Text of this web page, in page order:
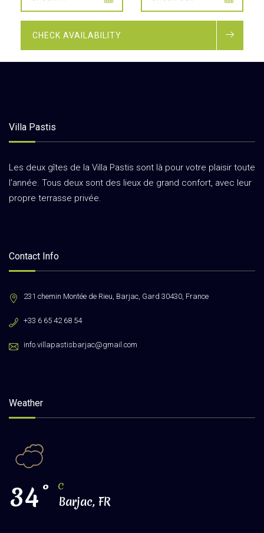
CHECK AVAILABILITY
Villa Pastis
Les deux gîtes de la Villa Pastis sont là pour votre plaisir toute
l'année. Tous deux sont des lieux de grand confort, avec leur
propre terrasse privée.
Contact Info
231 chemin Montée de Rieu, Barjac, Gard 30430, France
+33 6 65 42 68 54
info.villapastisbarjac@gmail.com
Weather
34 ° C
Barjac, FR